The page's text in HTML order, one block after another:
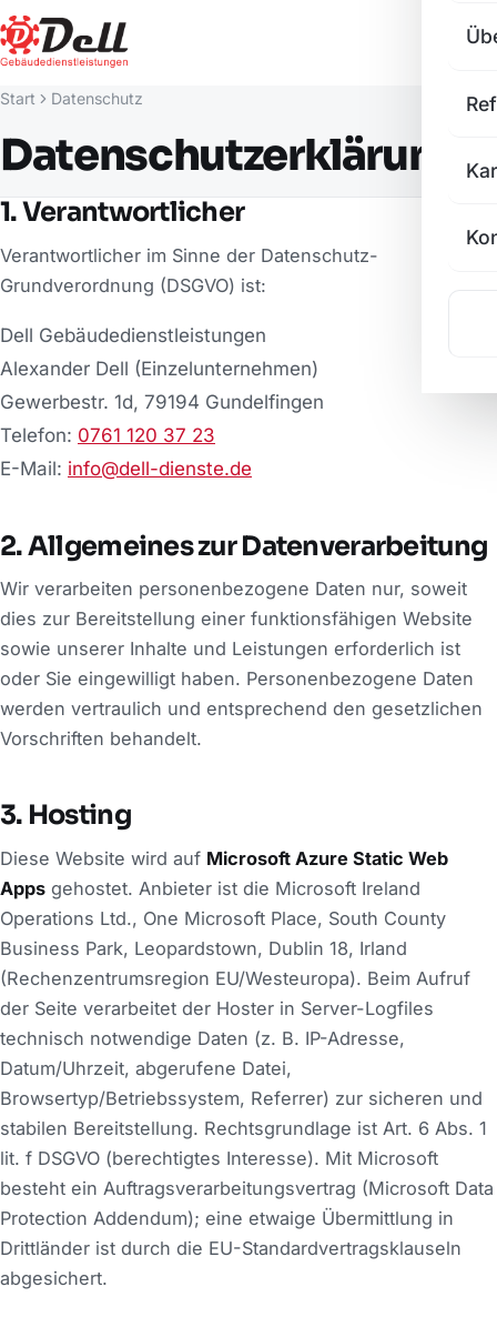
Start Datenschutz
Datenschutzerklärung
1. Verantwortlicher
Verantwortlicher im Sinne der Datenschutz-
Grundverordnung (DSGVO) ist:
Dell Gebäudedienstleistungen
Alexander Dell (Einzelunternehmen)
Gewerbestr. 1d, 79194 Gundelfingen
Telefon: 0761 120 37 23
E-Mail: info@dell-dienste.de
2. Allgemeines zur Datenverarbeitung
Wir verarbeiten personenbezogene Daten nur, soweit
dies zur Bereitstellung einer funktionsfähigen Website
sowie unserer Inhalte und Leistungen erforderlich ist
oder Sie eingewilligt haben. Personenbezogene Daten
werden vertraulich und entsprechend den gesetzlichen
Vorschriften behandelt.
3. Hosting
Diese Website wird auf Microsoft Azure Static Web
Apps gehostet. Anbieter ist die Microsoft Ireland
Operations Ltd., One Microsoft Place, South County
Business Park, Leopardstown, Dublin 18, Irland
(Rechenzentrumsregion EU/Westeuropa). Beim Aufruf
der Seite verarbeitet der Hoster in Server-Logfiles
technisch notwendige Daten (z. B. IP-Adresse,
Datum/Uhrzeit, abgerufene Datei,
Browsertyp/Betriebssystem, Referrer) zur sicheren und
stabilen Bereitstellung. Rechtsgrundlage ist Art. 6 Abs. 1
lit. f DSGVO (berechtigtes Interesse). Mit Microsoft
besteht ein Auftragsverarbeitungsvertrag (Microsoft Data
Protection Addendum); eine etwaige Übermittlung in
Drittländer ist durch die EU-Standardvertragsklauseln
abgesichert.